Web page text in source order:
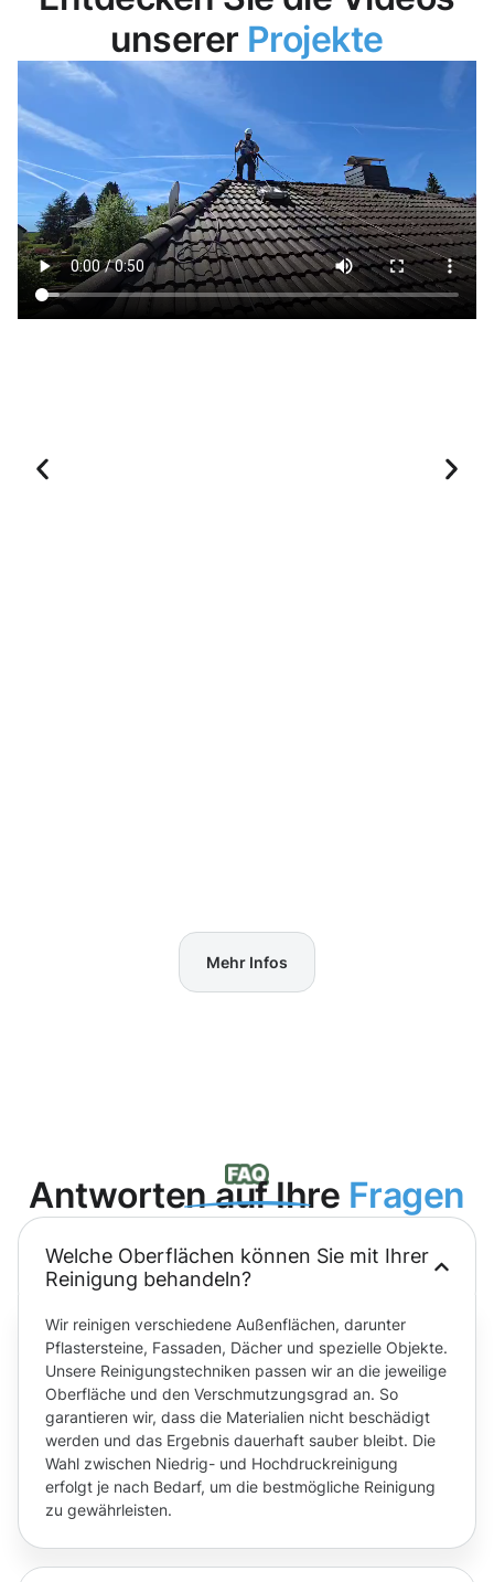
unserer Projekte
Mehr Infos
Antworten auf Ihre Fragen
Welche Oberflächen können Sie mit Ihrer
Reinigung behandeln?
Wir reinigen verschiedene Außenflächen, darunter
Pflastersteine, Fassaden, Dächer und spezielle Objekte.
Unsere Reinigungstechniken passen wir an die jeweilige
Oberfläche und den Verschmutzungsgrad an. So
garantieren wir, dass die Materialien nicht beschädigt
werden und das Ergebnis dauerhaft sauber bleibt. Die
Wahl zwischen Niedrig- und Hochdruckreinigung
erfolgt je nach Bedarf, um die bestmögliche Reinigung
zu gewährleisten.